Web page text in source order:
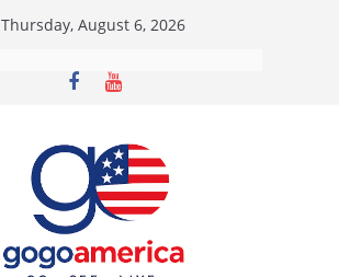
Thursday, August 6, 2026